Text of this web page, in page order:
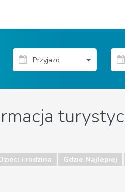
i rodzina Gdzie Najlepiej